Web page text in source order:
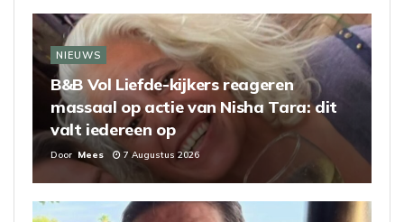
NIEUWS
B&B Vol Liefde-kijkers reageren
massaal op actie van Nisha Tara: dit
valt iedereen op
Door Mees 7 Augustus 2026